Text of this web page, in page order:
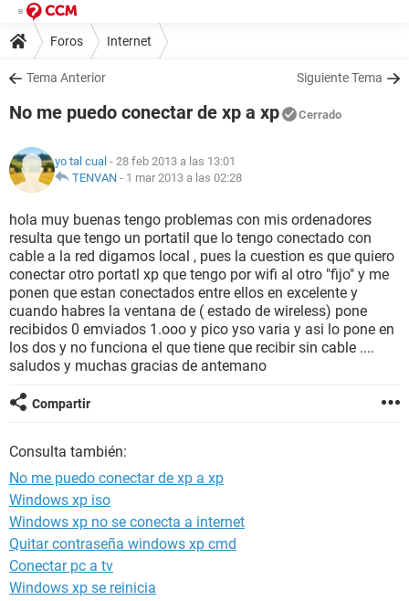
Foros Internet
Tema Anterior Siguiente Tema
No me puedo conectar de xp a xp Cerrado
yo tal cual - 28 feb 2013 a las 13:01
TENVAN - 1 mar 2013 a las 02:28
hola muy buenas tengo problemas con mis ordenadores
resulta que tengo un portatil que lo tengo conectado con
cable a la red digamos local , pues la cuestion es que quiero
conectar otro portatl xp que tengo por wifi al otro "fijo" y me
ponen que estan conectados entre ellos en excelente y
cuando habres la ventana de ( estado de wireless) pone
recibidos 0 emviados 1.ooo y pico yso varia y asi lo pone en
los dos y no funciona el que tiene que recibir sin cable ....
saludos y muchas gracias de antemano
Compartir
Consulta también:
No me puedo conectar de xp a xp
Windows xp iso
Windows xp no se conecta a internet
Quitar contraseña windows xp cmd
Conectar pc a tv
Windows xp se reinicia